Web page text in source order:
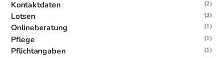
Kontaktdaten (2)
Lotsen (3)
Onlineberatung (1)
Pflege (1)
Pflichtangaben (1)